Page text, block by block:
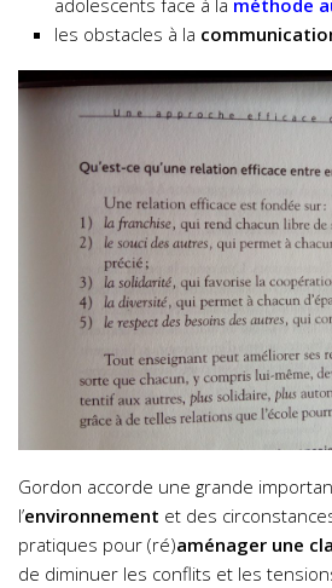
adolescents face à la méthode
les obstacles à la
Gordon accorde une grande
l’environnement et des
pratiques pour (ré)aménager une
de diminuer les conflits et les